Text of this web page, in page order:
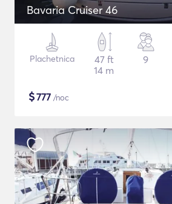
Bavaria Cruiser 46
Plachetnica
47 ft
14 m
9
$777 /noc